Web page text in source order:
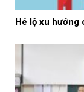
Hé lộ xu hướng